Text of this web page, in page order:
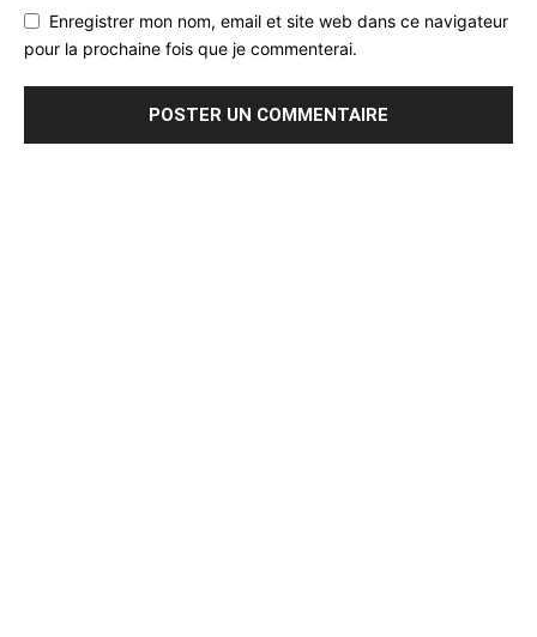
Enregistrer mon nom, email et site web dans ce navigateur
pour la prochaine fois que je commenterai.